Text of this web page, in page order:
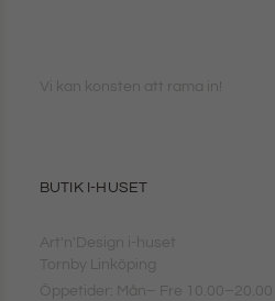
Vi kan konsten att rama in!
BUTIK I-HUSET
Art'n'Design i-huset
Tornby Linköping
Öppetider: Mån– Fre 10.00–20.00